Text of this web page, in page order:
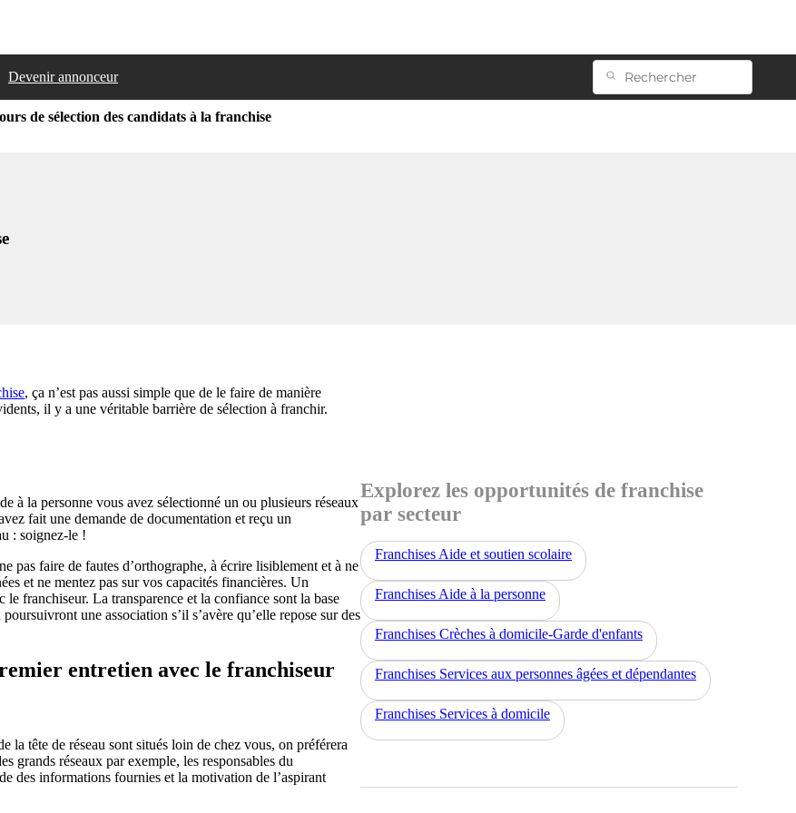
Devenir annonceur
de sélection des candidats à la franchise
, ça n’est pas aussi simple que de le faire de manière
il y a une véritable barrière de sélection à franchir.
à la personne vous avez sélectionné un ou plusieurs réseaux
fait une demande de documentation et reçu un
: soignez-le !
pas faire de fautes d’orthographe, à écrire lisiblement et à ne
et ne mentez pas sur vos capacités financières. Un
franchiseur. La transparence et la confiance sont la base
une association s’il s’avère qu’elle repose sur des
entretien avec le franchiseur
la tête de réseau sont situés loin de chez vous, on préférera
grands réseaux par exemple, les responsables du
des informations fournies et la motivation de l’aspirant
Explorez les opportunités de franchise
par secteur
Franchises Aide et soutien scolaire
Franchises Aide à la personne
Franchises Crèches à domicile-Garde d'enfants
Franchises Services aux personnes âgées et dépendantes
Franchises Services à domicile